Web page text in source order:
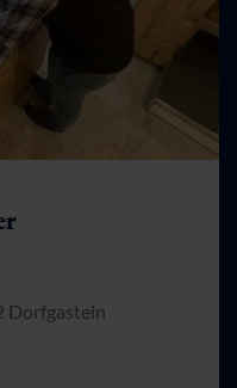
Dorfgastein